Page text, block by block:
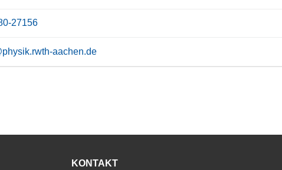
27156
aachen.de
KONTAKT